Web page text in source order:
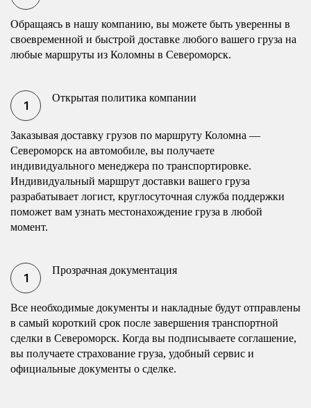
Обращаясь в нашу компанию, вы можете быть уверенны в
своевременной и быстрой доставке любого вашего груза на
любые маршруты из Коломны в Североморск.
Открытая политика компании
Заказывая доставку грузов по маршруту Коломна —
Североморск на автомобиле, вы получаете
индивидуального менеджера по транспортировке.
Индивидуальный маршрут доставки вашего груза
разрабатывает логист, круглосуточная служба поддержки
поможет вам узнать местонахождение груза в любой
момент.
Прозрачная документация
Все необходимые документы и накладные будут отправлены
в самый короткий срок после завершения транспортной
сделки в Североморск. Когда вы подписываете соглашение,
вы получаете страхование груза, удобный сервис и
официальные документы о сделке.